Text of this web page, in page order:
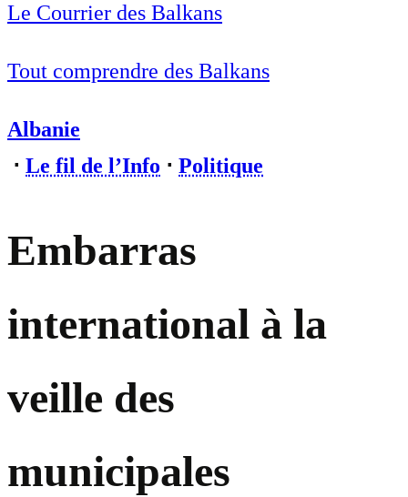
Le Courrier des Balkans
Tout comprendre des Balkans
Albanie
⋅ Le fil de l’Info ⋅ Politique
Embarras
international à la
veille des
municipales